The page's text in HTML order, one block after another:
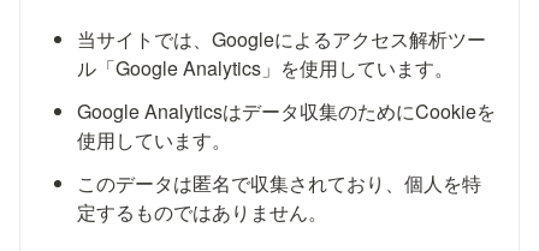
当サイトでは、Googleによるアクセス解析ツー
ル「Google Analytics」を使用しています。
Google Analyticsはデータ収集のためにCookieを
使用しています。
このデータは匿名で収集されており、個人を特
定するものではありません。